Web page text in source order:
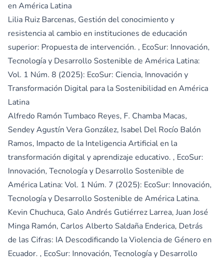
en América Latina
Lilia Ruiz Barcenas, Gestión del conocimiento y
resistencia al cambio en instituciones de educación
superior: Propuesta de intervención. , EcoSur: Innovación,
Tecnología y Desarrollo Sostenible de América Latina:
Vol. 1 Núm. 8 (2025): EcoSur: Ciencia, Innovación y
Transformación Digital para la Sostenibilidad en América
Latina
Alfredo Ramón Tumbaco Reyes, F. Chamba Macas,
Sendey Agustín Vera González, Isabel Del Rocío Balón
Ramos, Impacto de la Inteligencia Artificial en la
transformación digital y aprendizaje educativo. , EcoSur:
Innovación, Tecnología y Desarrollo Sostenible de
América Latina: Vol. 1 Núm. 7 (2025): EcoSur: Innovación,
Tecnología y Desarrollo Sostenible de América Latina.
Kevin Chuchuca, Galo Andrés Gutiérrez Larrea, Juan José
Minga Ramón, Carlos Alberto Saldaña Enderica, Detrás
de las Cifras: IA Descodificando la Violencia de Género en
Ecuador. , EcoSur: Innovación, Tecnología y Desarrollo